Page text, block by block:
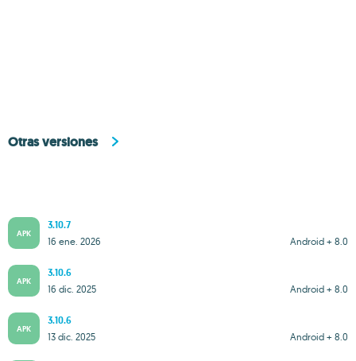
Otras versiones
APK
3.10.7
Android + 8.0
16 ene. 2026
APK
3.10.6
Android + 8.0
16 dic. 2025
APK
3.10.6
Android + 8.0
13 dic. 2025